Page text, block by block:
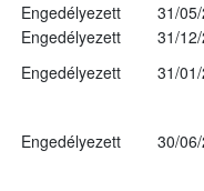
Engedélyezett
31/
Engedélyezett
31/
Engedélyezett
31/
Engedélyezett 30/